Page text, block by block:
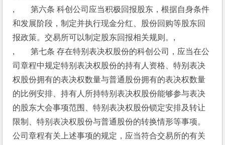
,　　第六条 科创公司应当积极回报股东，根据自身条件
和发展阶段，制定并执行现金分红、股份回购等股东回
报政策。交易所可以制定股东回报相关规则。,
,　　第七条 存在特别表决权股份的科创公司，应当在公
司章程中规定特别表决权股份的持有人资格、特别表决
权股份拥有的表决权数量与普通股份拥有的表决权数量
的比例安排、持有人所持特别表决权股份能够参与表决
的股东大会事项范围、特别表决权股份锁定安排及转让
限制、特别表决权股份与普通股份的转换情形等事项。
公司章程有关上述事项的规定，应当符合交易所的有关